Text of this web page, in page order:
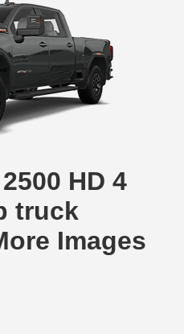
HD 4
truck
Images